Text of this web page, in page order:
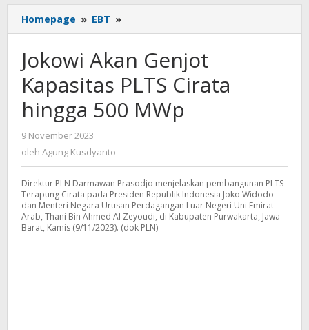
Homepage » EBT »
Akan
Kapasitas
PLTS
Cirata
hingga
500
Jokowi Akan Genjot
Kapasitas PLTS Cirata
hingga 500 MWp
9 November 2023
Agung
oleh Agung Kusdyanto
Direktur PLN Darmawan Prasodjo menjelaskan pembangunan PLTS
Terapung Cirata pada Presiden Republik Indonesia Joko Widodo
dan Menteri Negara Urusan Perdagangan Luar Negeri Uni Emirat
Arab, Thani Bin Ahmed Al Zeyoudi, di Kabupaten Purwakarta, Jawa
Barat, Kamis (9/11/2023). (dok PLN)